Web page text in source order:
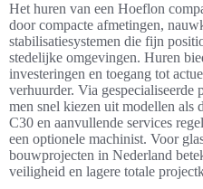
Het huren van een Hoeflon
door compacte afmetingen,
stabilisatiesystemen die fijn
stedelijke omgevingen. Huren
investeringen en toegang tot
verhuurder. Via gespecialiseerde
men snel kiezen uit modellen
C30 en aanvullende services
een optionele machinist. Voor
bouwprojecten in Nederland
veiligheid en lagere totale